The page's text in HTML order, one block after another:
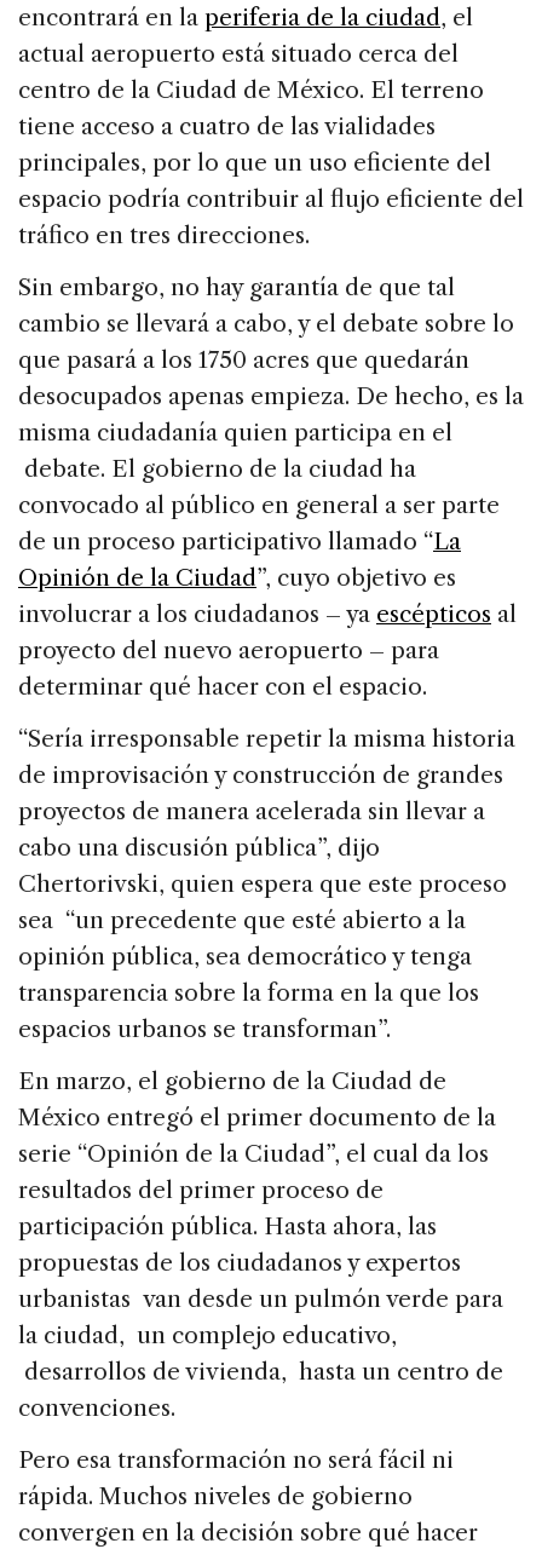
encontrará en la periferia de la ciudad, el
actual aeropuerto está situado cerca del
centro de la Ciudad de México. El terreno
tiene acceso a cuatro de las vialidades
principales, por lo que un uso eficiente del
espacio podría contribuir al flujo eficiente del
tráfico en tres direcciones.
Sin embargo, no hay garantía de que tal
cambio se llevará a cabo, y el debate sobre lo
que pasará a los 1750 acres que quedarán
desocupados apenas empieza. De hecho, es la
misma ciudadanía quien participa en el
debate. El gobierno de la ciudad ha
convocado al público en general a ser parte
de un proceso participativo llamado “La
Opinión de la Ciudad”, cuyo objetivo es
involucrar a los ciudadanos – ya escépticos al
proyecto del nuevo aeropuerto – para
determinar qué hacer con el espacio.
“Sería irresponsable repetir la misma historia
de improvisación y construcción de grandes
proyectos de manera acelerada sin llevar a
cabo una discusión pública”, dijo
Chertorivski, quien espera que este proceso
sea “un precedente que esté abierto a la
opinión pública, sea democrático y tenga
transparencia sobre la forma en la que los
espacios urbanos se transforman”.
En marzo, el gobierno de la Ciudad de
México entregó el primer documento de la
serie “Opinión de la Ciudad”, el cual da los
resultados del primer proceso de
participación pública. Hasta ahora, las
propuestas de los ciudadanos y expertos
urbanistas van desde un pulmón verde para
la ciudad, un complejo educativo,
desarrollos de vivienda, hasta un centro de
convenciones.
Pero esa transformación no será fácil ni
rápida. Muchos niveles de gobierno
convergen en la decisión sobre qué hacer